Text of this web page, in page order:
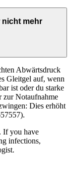
nicht mehr
Abwärtsdruck
Gleitgel auf, wenn
ist oder du starke
zur Notaufnahme
Dies erhöht
If you have
infections,